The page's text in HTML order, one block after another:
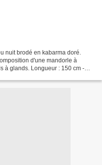
nuit brodé en kabarma doré.
d'une mandorle à
à glands. Longueur : 150 cm -